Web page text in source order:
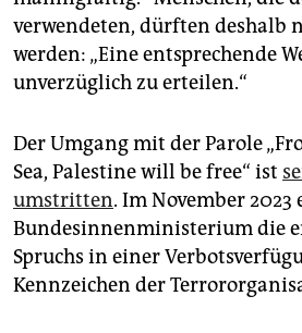
verwendeten, dürften deshalb
werden: „Eine entsprechende
unverzüglich zu erteilen.“
Der Umgang mit der Parole
Sea, Palestine will be free“ ist
umstritten. Im November 2023
Bundesinnenministerium die
Spruchs in einer
Kennzeichen der